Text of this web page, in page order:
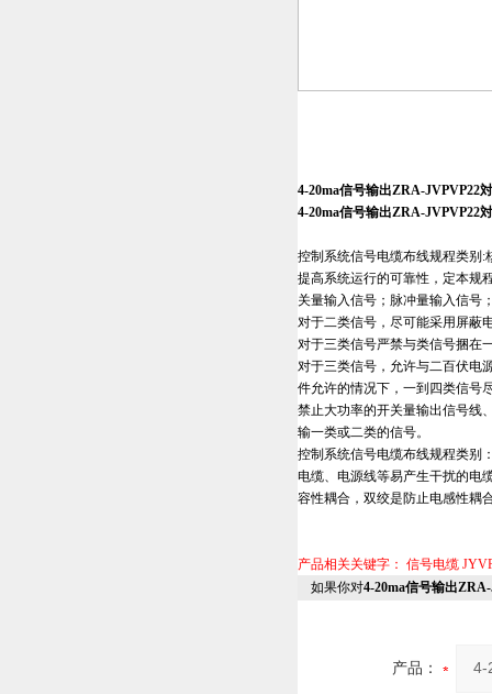
4-20ma信号输出ZRA-JVPVP22
4-20ma信号输出ZRA-JVPVP22
控制系统信号电缆布线规程类别
提高系统运行的可靠性，定本规
关量输入信号；脉冲量输入信号
对于二类信号，尽可能采用屏蔽
对于三类信号严禁与类信号捆在
对于三类信号，允许与二百伏电
件允许的情况下，一到四类信号
禁止大功率的开关量输出信号线
输一类或二类的信号。
控制系统信号电缆布线规程类别
电缆、电源线等易产生干扰的电
容性耦合，双绞是防止电感性耦
产品相关关键字： 信号电缆
如果你对4-20ma信号输出
产品：